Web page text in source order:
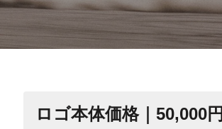
ロゴ本体価格｜50,000円